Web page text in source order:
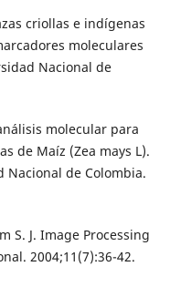
criollas e indígenas
moleculares
Nacional de
molecular para
de Maíz (Zea mays L).
Nacional de Colombia.
S. J. Image Processing
2004;11(7):36-42.